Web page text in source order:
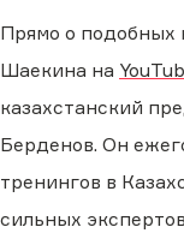
Прямо о подобных
Шаекина на
казахстанский
Берденов. Он
тренингов в
сильных